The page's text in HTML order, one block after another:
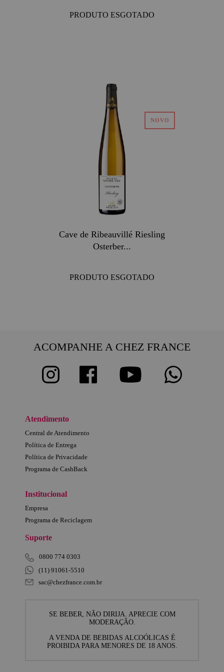
PRODUTO ESGOTADO
Cave de Ribeauvillé Riesling
Osterber...
PRODUTO ESGOTADO
ACOMPANHE A CHEZ FRANCE
Atendimento
Central de Atendimento
Política de Entrega
Política de Privacidade
Programa de CashBack
Institucional
Empresa
Programa de Reciclagem
Suporte
0800 774 0303
(11) 91061-5510
sac@chezfrance.com.br
SE BEBER, NÃO DIRIJA. APRECIE COM
MODERAÇÃO.
A VENDA DE BEBIDAS ALCOÓLICAS É
PROIBIDA PARA MENORES DE 18 ANOS.